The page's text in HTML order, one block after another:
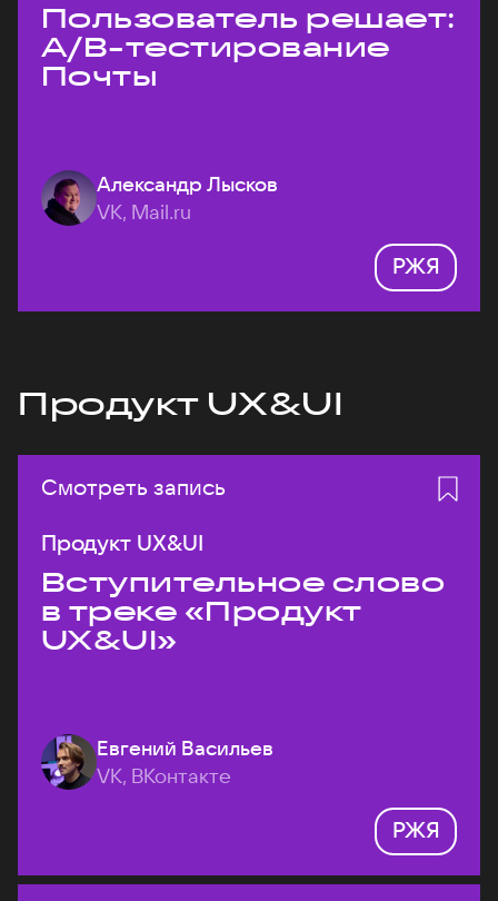
Пользователь решает:
A/B-тестирование
Почты
Александр Лысков
VK, Mail.ru
РЖЯ
Продукт UX&UI
Смотреть запись
Продукт UX&UI
Вступительное слово
в треке «Продукт
UX&UI»
Евгений Васильев
VK, ВКонтакте
РЖЯ